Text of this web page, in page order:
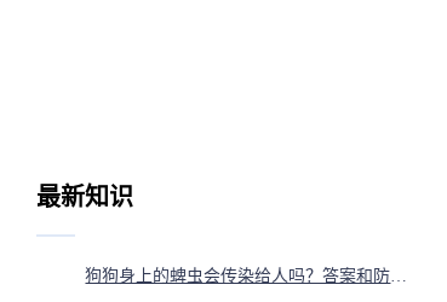
最新知识
狗狗身上的蜱虫会传染给人吗？答案和防护方法都在这